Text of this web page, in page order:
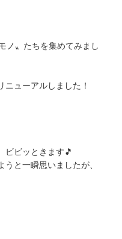
ノ〟たちを集めてみまし
ニューアルしました！
ビビッときます🎵
と一瞬思いましたが、